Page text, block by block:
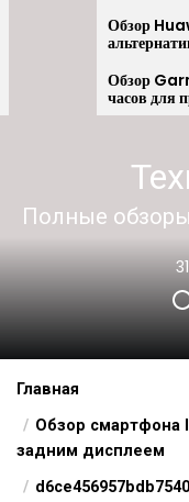
Обзор
Обзор
часов для
Полные
Главная
Обзор смартфона
задним дисплеем